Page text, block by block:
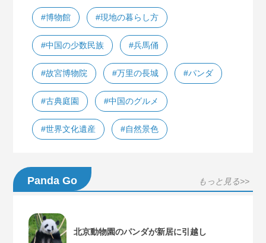
#博物館 #現地の暮らし方
#中国の少数民族 #兵馬俑
#故宮博物院 #万里の長城 #パンダ
#古典庭園 #中国のグルメ
#世界文化遺産 #自然景色
Panda Go もっと見る>>
北京動物園のパンダが新居に引越し